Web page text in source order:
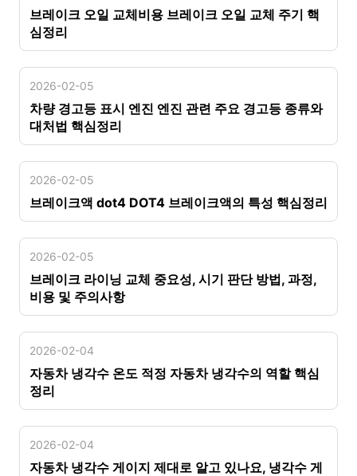
브레이크 오일 교체비용 브레이크 오일 교체 주기 핵
심정리
2026-02-05
차량 경고등 표시 엔진 엔진 관련 주요 경고등 종류와
대처법 핵심정리
2026-02-05
브레이크액 dot4 DOT4 브레이크액의 특성 핵심정리
2026-02-05
브레이크 라이닝 교체 중요성, 시기 판단 방법, 과정,
비용 및 주의사항
2026-02-04
자동차 냉각수 온도 적정 자동차 냉각수의 역할 핵심
정리
2026-02-04
자동차 냉각수 게이지 제대로 알고 있나요, 냉각수 게